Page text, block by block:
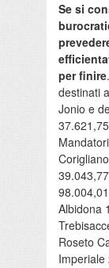
Se si
per finire
destinati
Jonio e
Albidona
Roseto
Imperiale